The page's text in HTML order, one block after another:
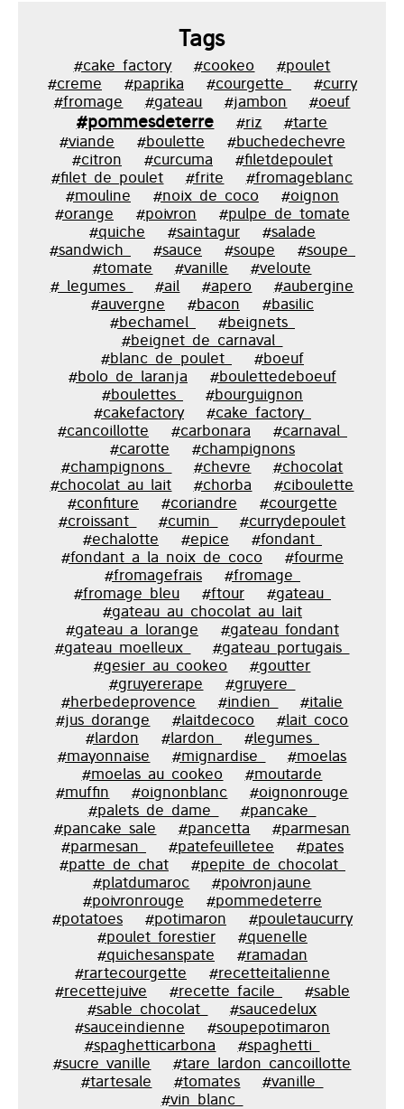
Tags
#cake_factory #cookeo
#poulet
#creme
#paprika #courgette_
#curry
#fromage
#gateau #jambon #oeuf
#pommesdeterre #riz
#tarte
#viande
#boulette
#buchedechevre
#citron
#curcuma
#filetdepoulet
#filet_de_poulet
#frite
#fromageblanc
#mouline
#noix_de_coco
#oignon
#orange
#poivron
#pulpe_de_tomate
#quiche
#saintagur
#salade
#sandwich_
#sauce #soupe
#soupe_
#tomate
#vanille
#veloute
#_legumes_
#ail #apero
#aubergine
#auvergne
#bacon
#basilic
#bechamel_
#beignets_
#beignet_de_carnaval_
#blanc_de_poulet_
#boeuf
#bolo_de_laranja
#boulettedeboeuf
#boulettes_
#bourguignon
#cakefactory
#cake_factory_
#cancoillotte
#carbonara
#carnaval_
#carotte
#champignons
#champignons_
#chevre
#chocolat
#chocolat_au_lait
#chorba
#ciboulette
#confiture
#coriandre
#courgette
#croissant_
#cumin_
#currydepoulet
#echalotte
#epice
#fondant_
#fondant_a_la_noix_de_coco
#fourme
#fromagefrais
#fromage_
#fromage_bleu
#ftour
#gateau_
#gateau_au_chocolat_au_lait
#gateau_a_lorange
#gateau_fondant
#gateau_moelleux_
#gateau_portugais_
#gesier_au_cookeo
#goutter
#gruyererape
#gruyere_
#herbedeprovence
#indien_
#italie
#jus_dorange
#laitdecoco
#lait_coco
#lardon
#lardon_
#legumes_
#mayonnaise
#mignardise_
#moelas
#moelas_au_cookeo
#moutarde
#muffin
#oignonblanc
#oignonrouge
#palets_de_dame_
#pancake_
#pancake_sale
#pancetta
#parmesan
#parmesan_
#patefeuilletee
#pates
#patte_de_chat
#pepite_de_chocolat_
#platdumaroc
#poivronjaune
#poivronrouge
#pommedeterre
#potatoes
#potimaron
#pouletaucurry
#poulet_forestier
#quenelle
#quichesanspate
#ramadan
#rartecourgette
#recetteitalienne
#recettejuive
#recette_facile_
#sable
#sable_chocolat_
#saucedelux
#sauceindienne
#soupepotimaron
#spaghetticarbona
#spaghetti_
#sucre_vanille
#tare_lardon_cancoillotte
#tartesale
#tomates
#vanille_
#vin_blanc_